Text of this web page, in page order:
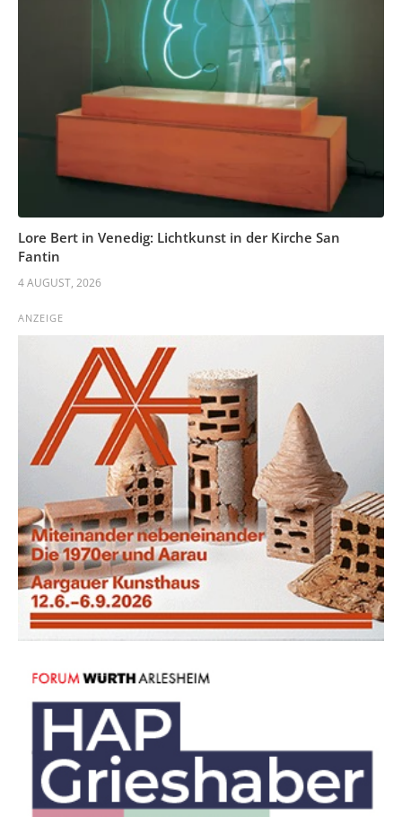
Lore Bert in Venedig: Lichtkunst in der Kirche San
Fantin
4 AUGUST, 2026
ANZEIGE